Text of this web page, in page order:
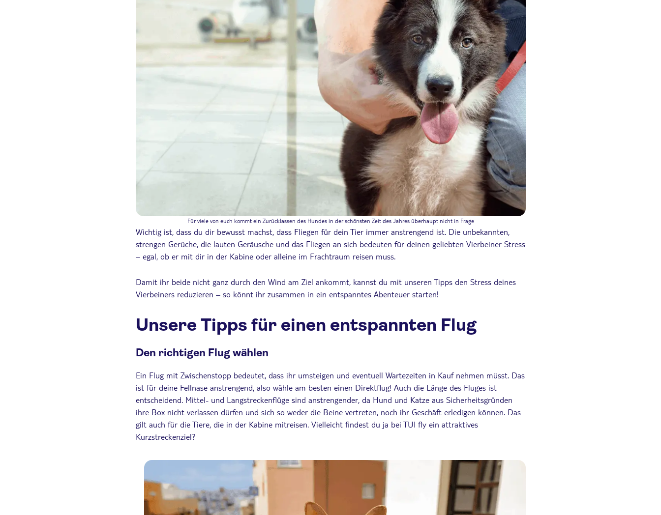
Für viele von euch kommt ein Zurücklassen des Hundes in der schönsten Zeit des Jahres überhaupt nicht in Frage
Wichtig ist, dass du dir bewusst machst, dass Fliegen für dein Tier immer anstrengend ist. Die unbekannten,
strengen Gerüche, die lauten Geräusche und das Fliegen an sich bedeuten für deinen geliebten Vierbeiner Stress
– egal, ob er mit dir in der Kabine oder alleine im Frachtraum reisen muss.
Damit ihr beide nicht ganz durch den Wind am Ziel ankommt, kannst du mit unseren Tipps den Stress deines
Vierbeiners reduzieren – so könnt ihr zusammen in ein entspanntes Abenteuer starten!
Unsere Tipps für einen entspannten Flug
Den richtigen Flug wählen
Ein Flug mit Zwischenstopp bedeutet, dass ihr umsteigen und eventuell Wartezeiten in Kauf nehmen müsst. Das
ist für deine Fellnase anstrengend, also wähle am besten einen Direktflug! Auch die Länge des Fluges ist
entscheidend. Mittel- und Langstreckenflüge sind anstrengender, da Hund und Katze aus Sicherheitsgründen
ihre Box nicht verlassen dürfen und sich so weder die Beine vertreten, noch ihr Geschäft erledigen können. Das
gilt auch für die Tiere, die in der Kabine mitreisen. Vielleicht findest du ja bei TUI fly ein attraktives
Kurzstreckenziel?